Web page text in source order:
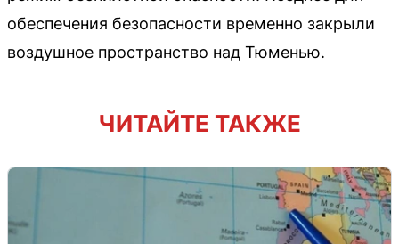
обеспечения безопасности временно закрыли
воздушное пространство над Тюменью.
ЧИТАЙТЕ ТАКЖЕ